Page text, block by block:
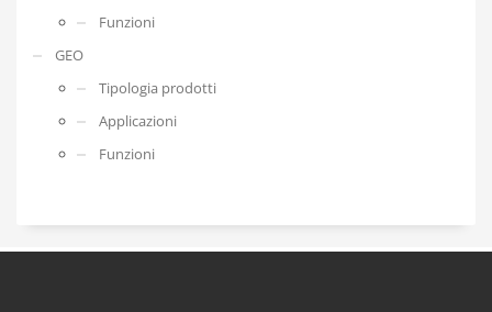
Funzioni
GEO
Tipologia prodotti
Applicazioni
Funzioni